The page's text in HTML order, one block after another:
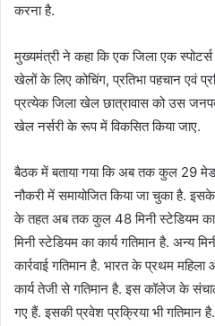
करना है.
मुख्यमंत्री ने कहा कि एक जिला एक
खेलों के लिए कोचिंग, प्रतिभा पहचान एवं
प्रत्येक जिला खेल छात्रावास को उस
खेल नर्सरी के रूप में विकसित किया जाए.
बैठक में बताया गया कि अब तक कुल 29
नौकरी में समायोजित किया जा चुका है.
के तहत अब तक कुल 48 मिनी स्टेडियम का
मिनी स्टेडियम का कार्य गतिमान है. अन्य
कार्रवाई गतिमान है. भारत के प्रथम
कार्य तेजी से गतिमान है. इस कॉलेज के
गए हैं. इसकी प्रवेश प्रक्रिया भी गतिमान है.